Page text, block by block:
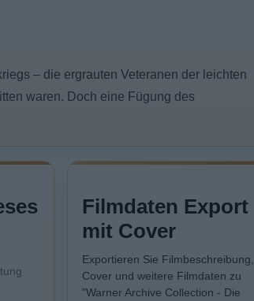
– die ergrauten Veteranen der leichten
waren. Doch eine Fügung des
Filmdaten Export
mit Cover
Exportieren Sie Filmbeschreibung,
Cover und weitere Filmdaten zu
"Warner Archive Collection - Die